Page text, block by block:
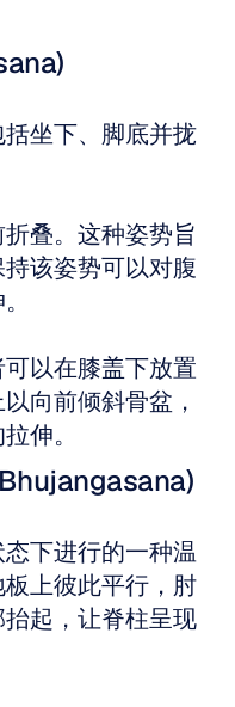
坐下、脚底并拢
叠。这种姿势旨
该姿势可以对腹
以在膝盖下放置
向前倾斜骨盆，
伸。
下进行的一种温
上彼此平行，肘
起，让脊柱呈现